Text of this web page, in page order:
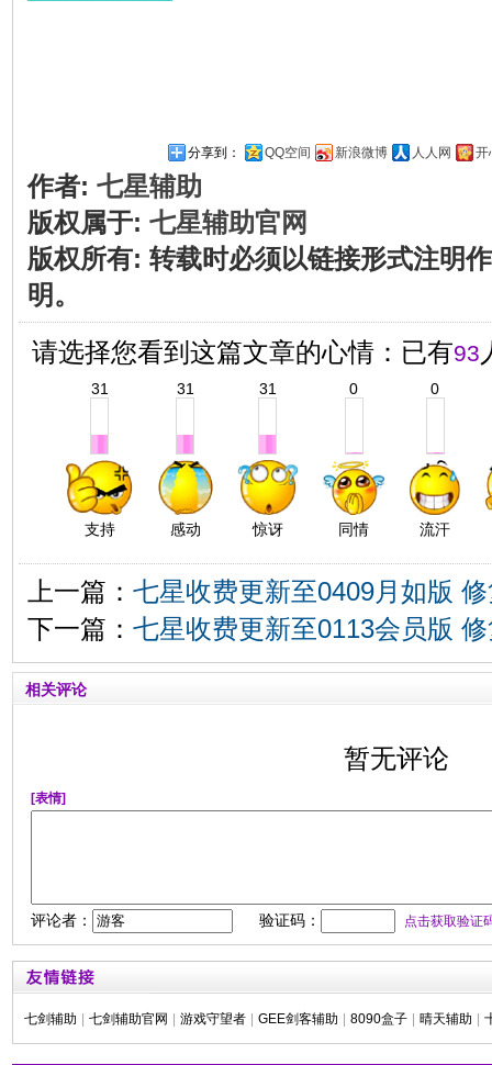
分享到： QQ空间 新浪微博 人人网 开
作者: 七星辅助
版权属于: 七星辅助官网
版权所有: 转载时必须以链接形式注明
明。
请选择您看到这篇文章的心情：已有93
31
支持
31
感动
31
惊讶
0
同情
0
流汗
上一篇： 七星收费更新至0409月如版
下一篇： 七星收费更新至0113会员版
相关评论
暂无评论
[表情]
评论者： 验证码： 点击获取验证
七剑辅助 七剑辅助官网 游戏守望者 GEE剑客辅助 8090盒子 晴天辅助